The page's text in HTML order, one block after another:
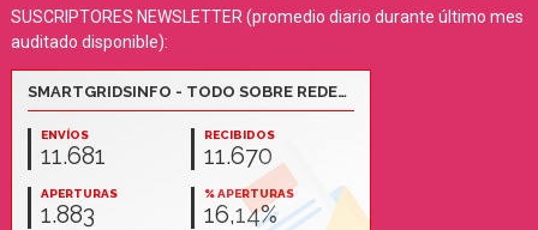
SUSCRIPTORES NEWSLETTER (promedio diario durante último mes
auditado disponible):